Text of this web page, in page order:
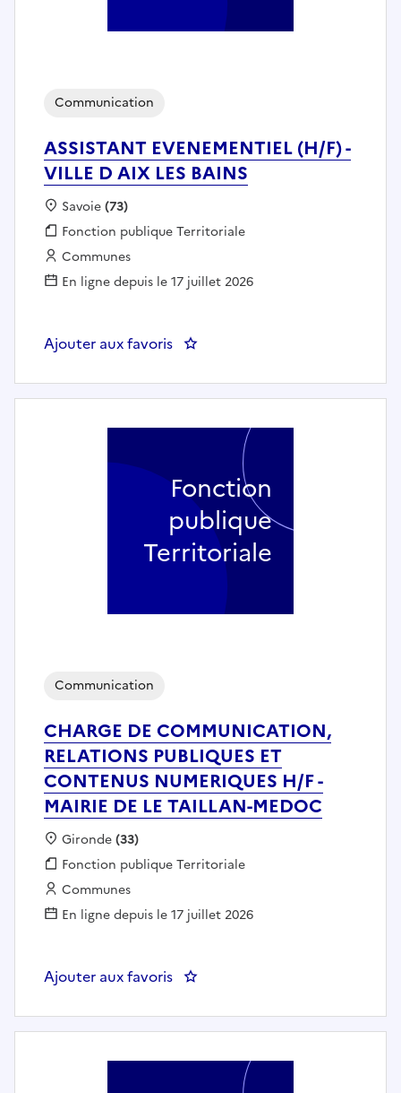
ASSISTANT EVENEMENTIEL (H/F) -
VILLE D AIX LES BAINS
Communication
Localisation :
Savoie(73)
Fonction publique :
Fonction publique Territoriale
Employeur :
Communes
En ligne depuis le 17 juillet 2026
Ajouter aux favoris : ASSISTANT EVENEMENTIEL
CHARGE DE COMMUNICATION,
RELATIONS PUBLIQUES ET
CONTENUS NUMERIQUES H/F -
MAIRIE DE LE TAILLAN-MEDOC
Communication
Localisation :
Gironde(33)
Fonction publique :
Fonction publique Territoriale
Employeur :
Communes
En ligne depuis le 17 juillet 2026
Ajouter aux favoris : CHARGE DE
Fonction
publique
Territoriale